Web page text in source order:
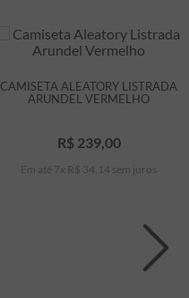
CAMISETA ALEATORY LISTRADA
ARUNDEL VERMELHO
R$ 239,00
Em até 7 x R$ 34 14 sem juros